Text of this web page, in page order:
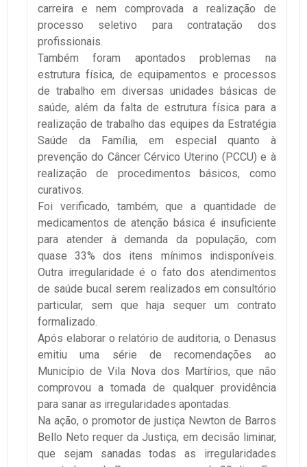
carreira e nem comprovada a realização de
processo seletivo para contratação dos
profissionais.
Também foram apontados problemas na
estrutura física, de equipamentos e processos
de trabalho em diversas unidades básicas de
saúde, além da falta de estrutura física para a
realização de trabalho das equipes da Estratégia
Saúde da Família, em especial quanto à
prevenção do Câncer Cérvico Uterino (PCCU) e à
realização de procedimentos básicos, como
curativos.
Foi verificado, também, que a quantidade de
medicamentos de atenção básica é insuficiente
para atender à demanda da população, com
quase 33% dos itens mínimos indisponíveis.
Outra irregularidade é o fato dos atendimentos
de saúde bucal serem realizados em consultório
particular, sem que haja sequer um contrato
formalizado.
Após elaborar o relatório de auditoria, o Denasus
emitiu uma série de recomendações ao
Município de Vila Nova dos Martírios, que não
comprovou a tomada de qualquer providência
para sanar as irregularidades apontadas.
Na ação, o promotor de justiça Newton de Barros
Bello Neto requer da Justiça, em decisão liminar,
que sejam sanadas todas as irregularidades